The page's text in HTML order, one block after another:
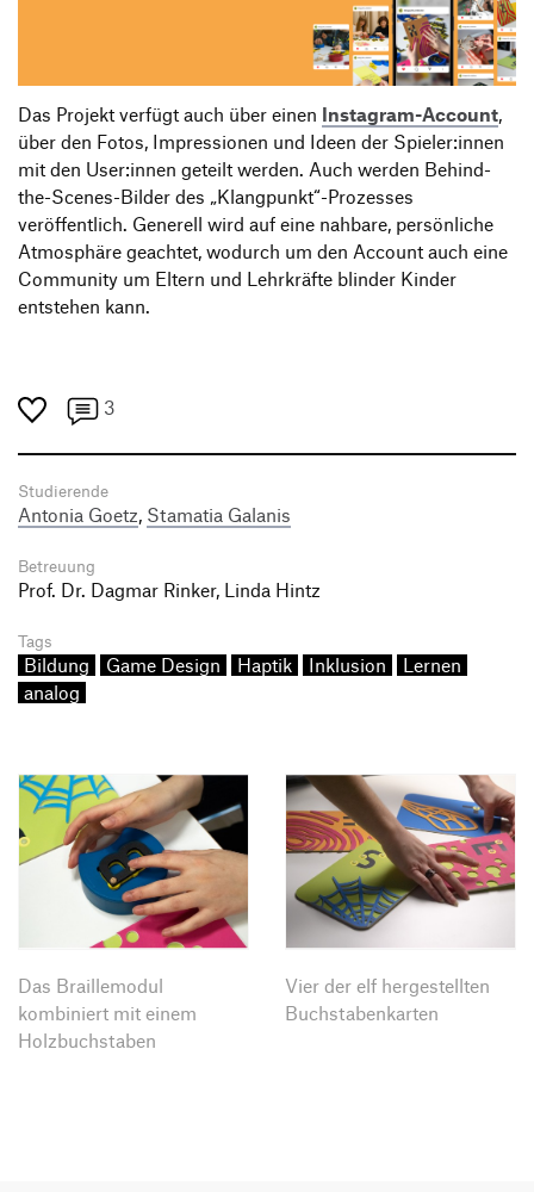
Das Projekt verfügt auch über einen Instagram-Account,
über den Fotos, Impressionen und Ideen der Spieler:innen
mit den User:innen geteilt werden. Auch werden Behind-
the-Scenes-Bilder des „Klangpunkt“-Prozesses
veröffentlich. Generell wird auf eine nahbare, persönliche
Atmosphäre geachtet, wodurch um den Account auch eine
Community um Eltern und Lehrkräfte blinder Kinder
entstehen kann.
3
Studierende
Antonia Goetz, Stamatia Galanis
Betreuung
Prof. Dr. Dagmar Rinker, Linda Hintz
Tags
Bildung Game Design Haptik Inklusion
Lernen
analog
Das Braillemodul
kombiniert mit einem
Holzbuchstaben
Vier der elf hergestellten
Buchstabenkarten